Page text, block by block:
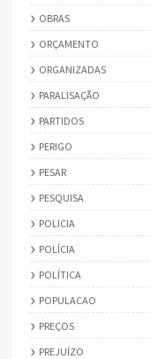
OBRAS
ORÇAMENTO
ORGANIZADAS
PARALISAÇÃO
PARTIDOS
PERIGO
PESAR
PESQUISA
POLICIA
POLÍCIA
POLÍTICA
POPULACAO
PREÇOS
PREJUÍZO